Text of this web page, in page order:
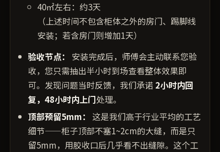
40㎡左右：约3天
（上述时间不包含柜体之外的房门、踢脚线
安装；若含房门则增加1天）
验收节点：
安装完成后，师傅会主动联系您验
收，您只需抽出半小时到场查看整体效果即
可。发现问题当时反馈，我们承诺 2小时内回
复，48小时内上门处理。
顶部预留5mm： 这是我们高于行业平均的工艺
细节——柜子顶部不塞1~2cm的大缝，而是只
留5mm，用胶收口后几乎看不出缝隙。这个工